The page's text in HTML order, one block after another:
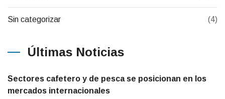
Sin categorizar (4)
Últimas Noticias
Sectores cafetero y de pesca se posicionan en los
mercados internacionales